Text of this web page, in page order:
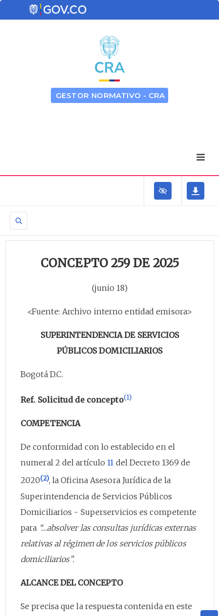
GESTOR NORMATIVO - CRA
CONCEPTO 259 DE 2025
(junio 18)
<Fuente: Archivo interno entidad emisora>
SUPERINTENDENCIA DE SERVICIOS
PÚBLICOS DOMICILIARIOS
Bogotá D.C.
Ref. Solicitud de concepto(1)
COMPETENCIA
De conformidad con lo establecido en el
numeral 2 del artículo11 del Decreto 1369 de
2020(2), la Oficina Asesora Jurídica de la
Superintendencia de Servicios Públicos
Domiciliarios - Superservicios es competente
para “…absolver las consultas jurídicas externas
relativas al régimen de los servicios públicos
domiciliarios”.
ALCANCE DEL CONCEPTO
Se precisa que la respuesta contenida en este